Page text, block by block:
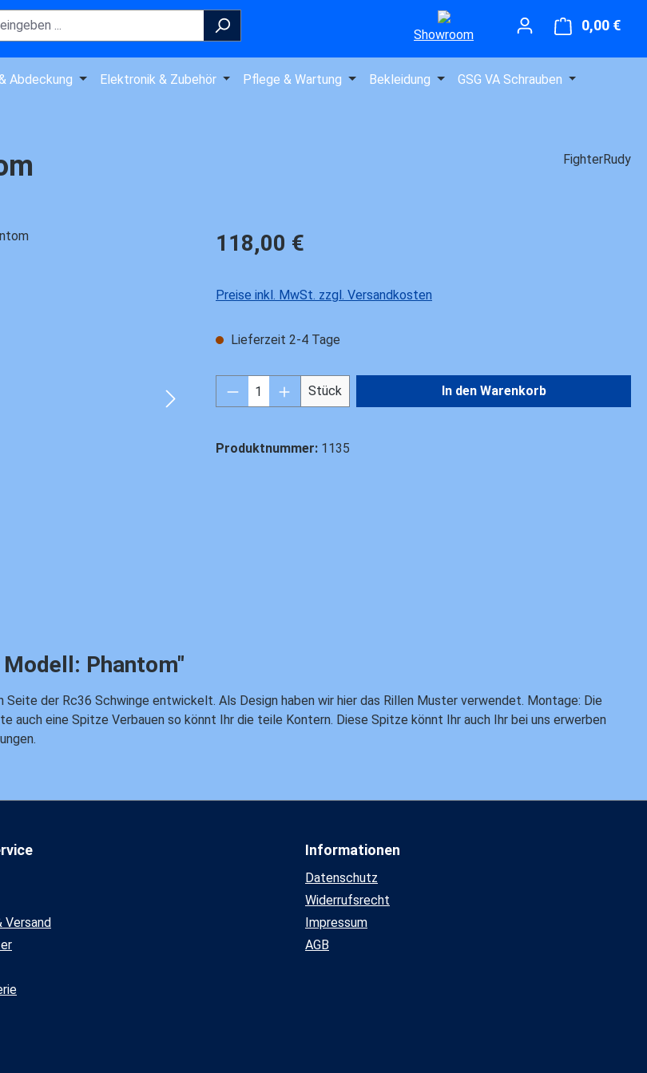
Showroom
0,00 €
Abdeckung Elektronik & Zubehör Pflege & Wartung Bekleidung GSG VA Schrauben
FighterRudy
Regulärer Preis:
118,00 €
Preise inkl. MwSt. zzgl. Versandkosten
Lieferzeit 2-4 Tage
Produkt Anzahl: Gib den gewünschten Wert ein
Stück In den Warenkorb
Produktnummer: 1135
Phantom"
der Rc36 Schwinge entwickelt. Als Design haben wir hier das Rillen Muster verwendet. Montage: Die
eine Spitze Verbauen so könnt Ihr die teile Kontern. Diese Spitze könnt Ihr auch Ihr bei uns erwerben
Versand
Informationen
Datenschutz
Widerrufsrecht
Impressum
AGB